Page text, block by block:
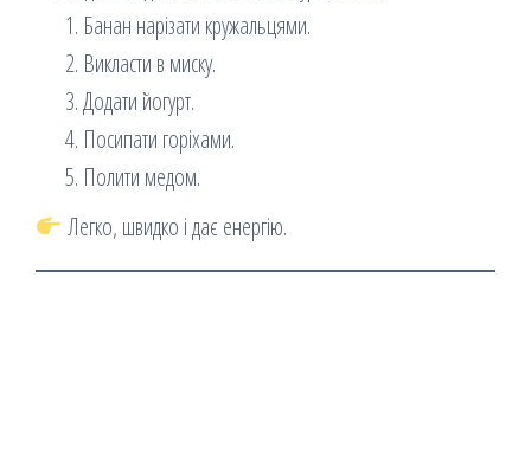
Банан нарізати кружальцями.
Викласти в миску.
Додати йогурт.
Посипати горіхами.
Полити медом.
Легко, швидко і дає енергію.